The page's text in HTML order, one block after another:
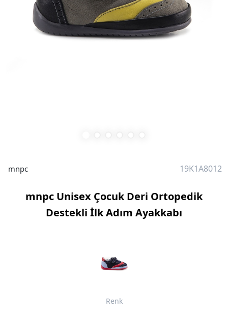
mnpc 19K1A8012
mnpc Unisex Çocuk Deri Ortopedik
Destekli İlk Adım Ayakkabı
Renk